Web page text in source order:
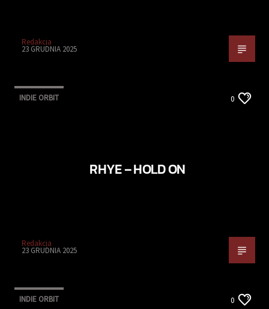
Redakcja
23 GRUDNIA 2025
INDIE ORBIT 0
RHYE – HOLD ON
Redakcja
23 GRUDNIA 2025
INDIE ORBIT 0